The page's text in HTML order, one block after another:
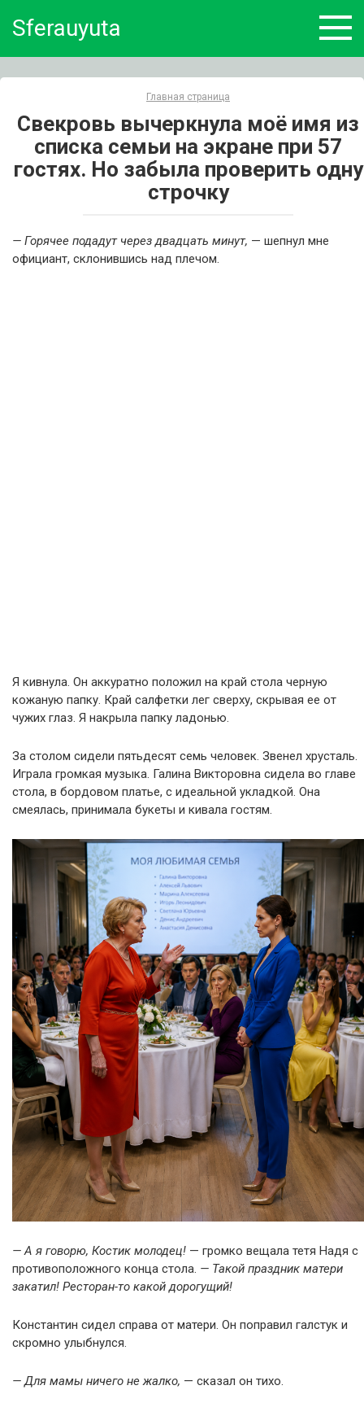
Sferauyuta
Главная страница
Свекровь вычеркнула моё имя из
списка семьи на экране при 57
гостях. Но забыла проверить одну
строчку
— Горячее подадут через двадцать минут, — шепнул мне
официант, склонившись над плечом.
Я кивнула. Он аккуратно положил на край стола черную
кожаную папку. Край салфетки лег сверху, скрывая ее от
чужих глаз. Я накрыла папку ладонью.
За столом сидели пятьдесят семь человек. Звенел хрусталь.
Играла громкая музыка. Галина Викторовна сидела во главе
стола, в бордовом платье, с идеальной укладкой. Она
смеялась, принимала букеты и кивала гостям.
— А я говорю, Костик молодец! — громко вещала тетя Надя с
противоположного конца стола. — Такой праздник матери
закатил! Ресторан-то какой дорогущий!
Константин сидел справа от матери. Он поправил галстук и
скромно улыбнулся.
— Для мамы ничего не жалко, — сказал он тихо.